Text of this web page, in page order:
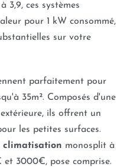
3,9, ces systèmes
pour 1 kW consommé,
sur votre
parfaitement pour
35m². Composés d'une
ils offrent un
les petites surfaces.
climatisation monosplit à
3000€, pose comprise.